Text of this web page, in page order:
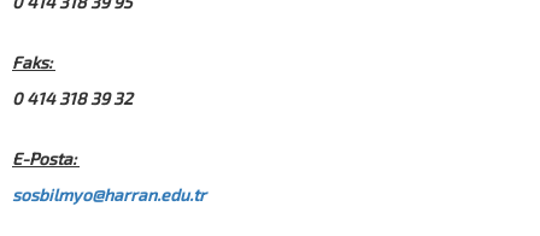
Faks:
0 414 318 39 32
E-Posta:
sosbilmyo@harran.edu.tr